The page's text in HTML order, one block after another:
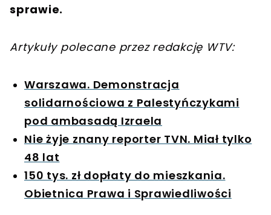
sprawie.
Artykuły polecane przez redakcję WTV:
Warszawa. Demonstracja
solidarnościowa z Palestyńczykami
pod ambasadą Izraela
Nie żyje znany reporter TVN. Miał tylko
48 lat
150 tys. zł dopłaty do mieszkania.
Obietnica Prawa i Sprawiedliwości